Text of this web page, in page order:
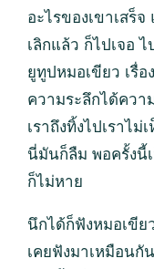
อะไรของเขาเสร็
เลิกแล้ว ก็ไปเจอ
ยูทูปหมอเขียว เรื่
ความระลึกได้ควา
เราถึงทิ้งไปเราไ
นี่มันก็ลืม พอครั้งนี้
ก็ไม่หาย
นึกได้ก็ฟังหมอเขีย
เคยฟังมาเหมือนกั